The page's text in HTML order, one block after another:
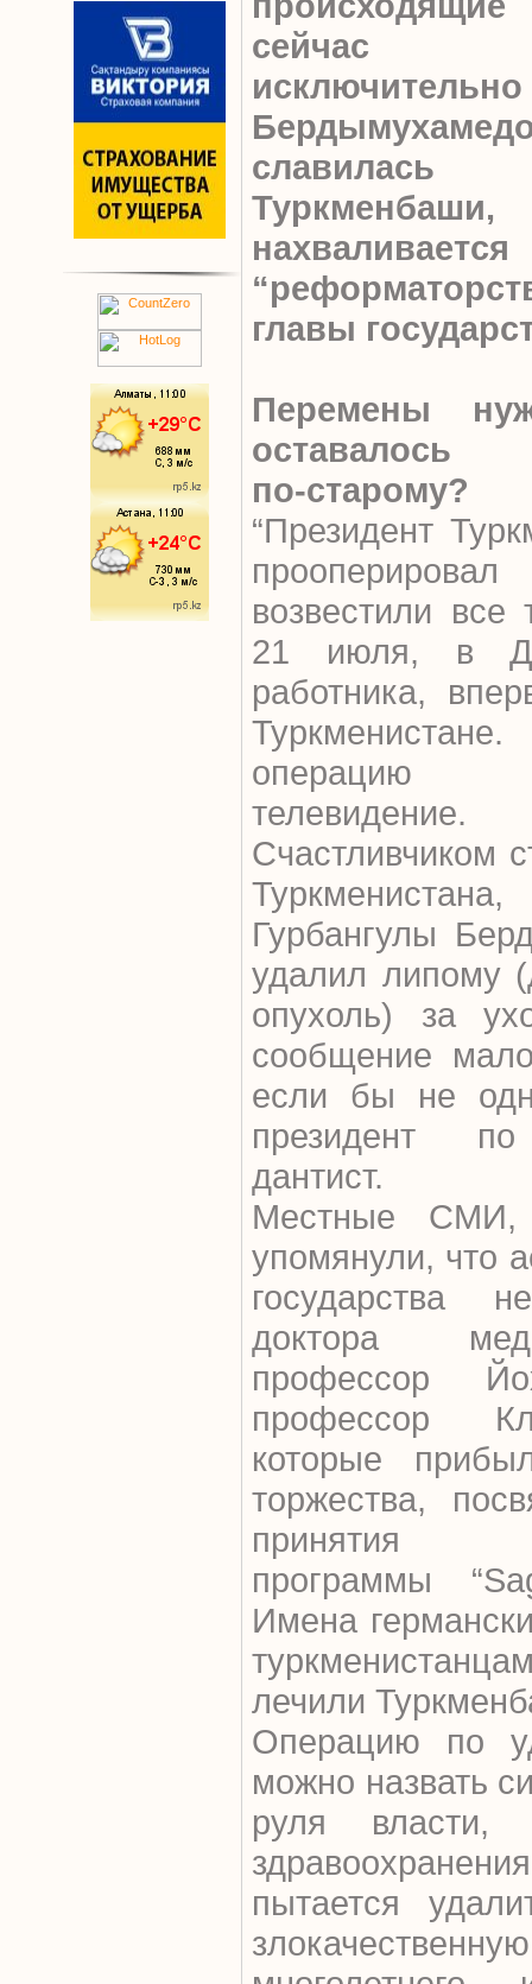
сейчас
нахваливается
главы
Перемены
оставалось
по-старому?
“Президент
возвестили все
21 июля, в
работника,
операцию
телевидение.
Счастливчиком
Гурбангулы
удалил липому
опухоль) за
сообщение
если бы не
президент по
дантист.
Местные СМИ,
упомянули, что
государства
доктора
профессор
профессор
которые
торжества,
принятия
программы
Имена
лечили
Операцию по
можно назвать
руля власти,
пытается